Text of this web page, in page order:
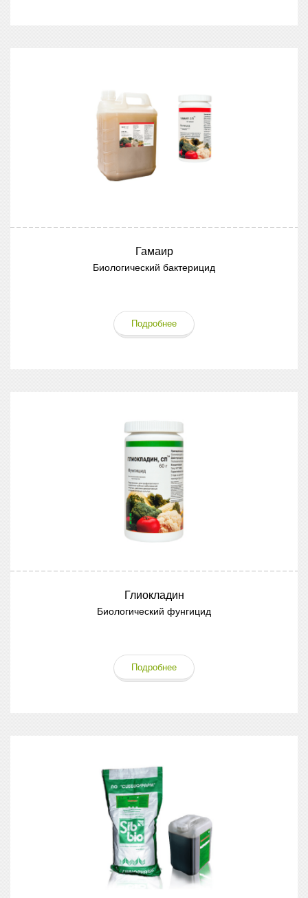
Гамаир
Биологический бактерицид
Подробнее
Глиокладин
Биологический фунгицид
Подробнее